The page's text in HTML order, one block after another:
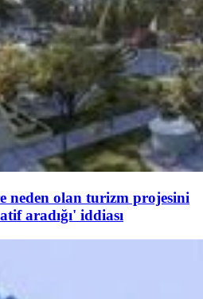
neden olan turizm projesini
aradığı' iddiası